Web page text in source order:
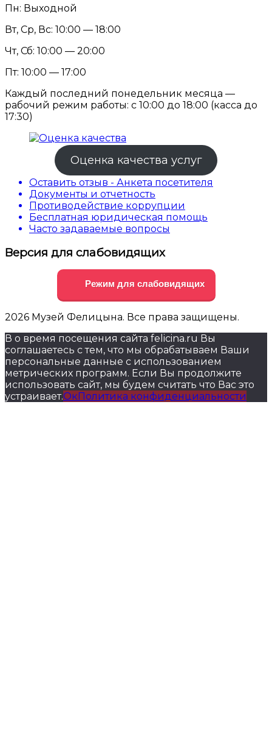
Пн: Выходной
Вт, Ср, Вс: 10:00 — 18:00
Чт, Сб: 10:00 — 20:00
Пт: 10:00 — 17:00
Каждый последний понедельник месяца —
рабочий режим работы: с 10:00 до 18:00 (касса до
17:30)
Оценка качества услуг
Оставить отзыв - Анкета посетителя
Документы и отчетность
Противодействие коррупции
Бесплатная юридическая помощь
Часто задаваемые вопросы
Версия для слабовидящих
Режим для слабовидящих
2026 Музей Фелицына. Все права защищены.
В о время посещения сайта felicina.ru Вы
соглашаетесь с тем, что мы обрабатываем Ваши
персональные данные с использованием
метрических программ. Если Вы продолжите
использовать сайт, мы будем считать что Вас это
устраивает.ОкПолитика конфиденциальности